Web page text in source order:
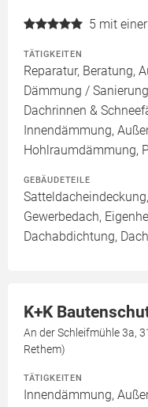
5 mit
TÄTIGKEITEN
Reparatur, Beratung,
Dämmung /
Dachrinnen &
Innendämmung,
Hohlraumdämmung,
GEBÄUDETEILE
Gewerbedach,
Dachabdichtung,
K+K
An der Schleifmühle 3a,
Rethem)
TÄTIGKEITEN
Innendämmung,